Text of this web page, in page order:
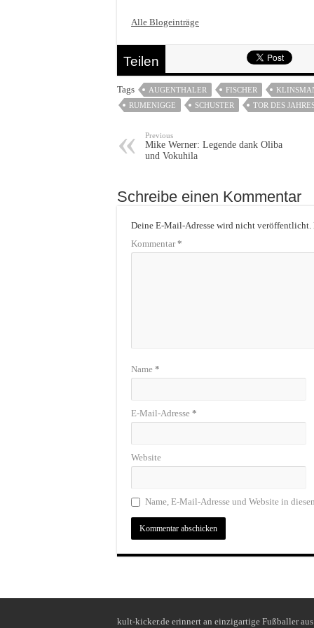
Alle Blogeinträge
Teilen
Tags AUGENTHALER FISCHER
RUMENIGGE
SCHUSTER TOR DES
Previous
Mike Werner: Legende dank Oliba
und Vokuhila
Schreibe einen Kommentar
Deine E-Mail-Adresse wird nicht veröffentlicht.
Kommentar*
Name *
E-Mail-Adresse *
Website
Name, E-Mail-Adresse und Website in
kult-kicker.de erinnert an einzigartige Fußballer